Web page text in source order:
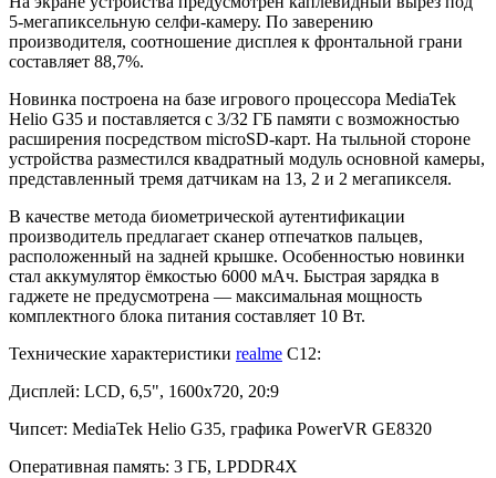
5-мегапиксельную селфи-камеру. По заверению
производителя, соотношение дисплея к фронтальной грани
составляет 88,7%.
Новинка построена на базе игрового процессора MediaTek
Helio G35 и поставляется с 3/32 ГБ памяти с возможностью
расширения посредством microSD-карт. На тыльной стороне
устройства разместился квадратный модуль основной камеры,
представленный тремя датчикам на 13, 2 и 2 мегапикселя.
В качестве метода биометрической аутентификации
производитель предлагает сканер отпечатков пальцев,
расположенный на задней крышке. Особенностью новинки
стал аккумулятор ёмкостью 6000 мАч. Быстрая зарядка в
гаджете не предусмотрена — максимальная мощность
комплектного блока питания составляет 10 Вт.
Технические характеристики realme C12:
Дисплей: LCD, 6,5", 1600х720, 20:9
Чипсет: MediaTek Helio G35, графика PowerVR GE8320
Оперативная память: 3 ГБ, LPDDR4X